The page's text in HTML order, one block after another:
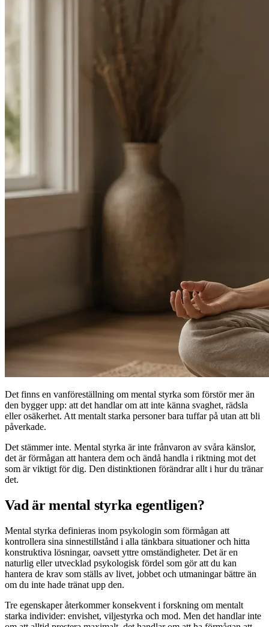
Det finns en vanföreställning om mental styrka som förstör mer än
den bygger upp: att det handlar om att inte känna svaghet, rädsla
eller osäkerhet. Att mentalt starka personer bara tuffar på utan att bli
påverkade.
Det stämmer inte. Mental styrka är inte frånvaron av svåra känslor,
det är förmågan att hantera dem och ändå handla i riktning mot det
som är viktigt för dig. Den distinktionen förändrar allt i hur du tränar
det.
Vad är mental styrka egentligen?
Mental styrka definieras inom psykologin som förmågan att
kontrollera sina sinnestillstånd i alla tänkbara situationer och hitta
konstruktiva lösningar, oavsett yttre omständigheter. Det är en
naturlig eller utvecklad psykologisk fördel som gör att du kan
hantera de krav som ställs av livet, jobbet och utmaningar bättre än
om du inte hade tränat upp den.
Tre egenskaper återkommer konsekvent i forskning om mentalt
starka individer: envishet, viljestyrka och mod. Men det handlar inte